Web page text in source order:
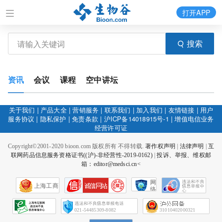
搜索
打开APP
资讯 会议 课程 空中讲坛
关于我们 | 产品大全|营销服务 | 联系我们 | 加入我们 | 友情链接 | 用户
服务协议 | 隐私保护 |免责条款 | 沪ICP备14018915号-1 |增值电信业务
经营许可证
Copyright©2001-2020 bioon.com 版权所有 不得转载.著作权声明 法律声明
互
联网药品信息服务资格证书((沪)-非经营性-2019-0162)|投诉、举报、维权邮
箱：editor@medsci.cn<
上海工商
网
络
会
征
021-54485309-8082 31010402000321